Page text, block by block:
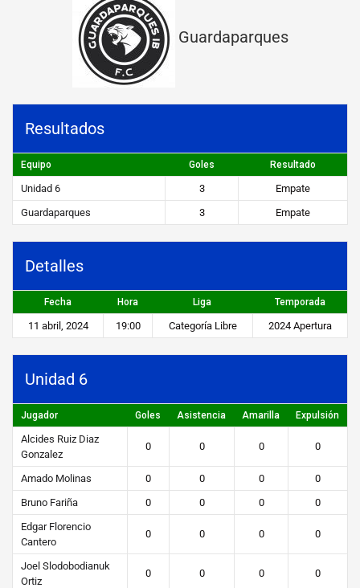
r
d
a
p
q
u
e
STEIBI
https://steibi.org.py/wp-
content/uploads/2019/04/STEIBI-
WEB-
2.png
Guardaparques
Resultados
Equipo Goles Resultado
Unidad 6 3
Empate
Guardaparques
3 Empate
Detalles
Fecha Hora Liga Temporada
11 abril, 2024 19:00 Categoría Libre 2024 Apertura
Unidad 6
Jugador Goles Asistencia Amarilla Expulsión
Alcides Ruiz Diaz
Gonzalez
0 0 0 0
Amado Molinas 0 0 0
0
Bruno Fariña
0 0 0
0
Edgar Florencio
Cantero
0 0 0 0
Joel Slodobodianuk
Ortiz
0 0 0 0